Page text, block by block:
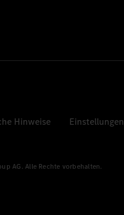
Hinweise Einstellungen
AG. Alle Rechte vorbehalten.